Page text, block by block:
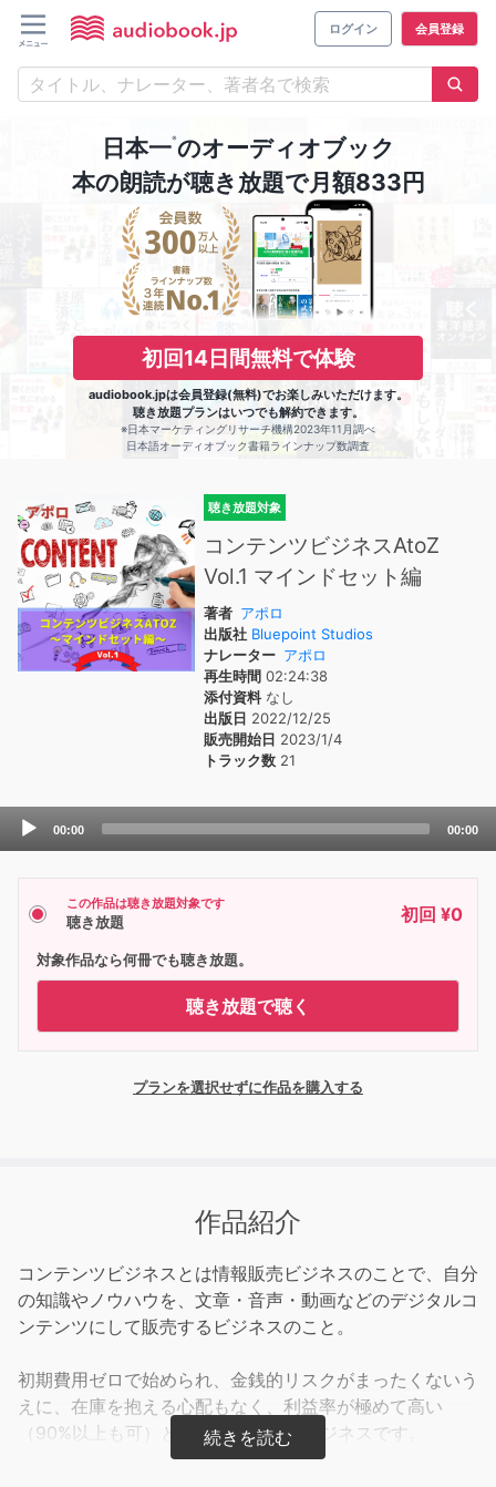
ログイン 会員登録
日本一※のオーディオブック
本の朗読が聴き放題で月額833円
初回14日間無料で体験
audiobook.jpは会員登録(無料)でお楽しみいただけます。
聴き放題プランはいつでも解約できます。
※日本マーケティングリサーチ機構2023年11月調べ
日本語オーディオブック書籍ラインナップ数調査
聴き放題対象
コンテンツビジネスAtoZ
Vol.1 マインドセット編
著者 アポロ
出版社 Bluepoint Studios
ナレーター アポロ
再生時間 02:24:38
添付資料なし
出版日 2022/12/25
販売開始日 2023/1/4
トラック数 21
Audio
00:00 00:00
この作品は聴き放題対象です
聴き放題 初回 ¥0
対象作品なら何冊でも聴き放題。
聴き放題で聴く
プランを選択せずに作品を購入する
作品紹介
コンテンツビジネスとは情報販売ビジネスのことで、自分
の知識やノウハウを、文章・音声・動画などのデジタルコ
ンテンツにして販売するビジネスのこと。
初期費用ゼロで始められ、金銭的リスクがまったくないう
えに、在庫を抱える心配もなく、利益率が極めて高い
（90%以上も可）という現代最強のビジネスです。